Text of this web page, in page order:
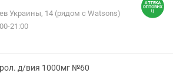
Украины, 14 (рядом с Watsons)
21:00
д/вия 1000мг №60